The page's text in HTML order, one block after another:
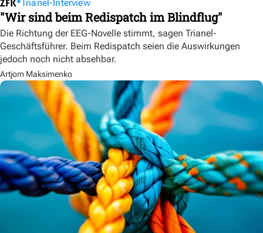
Trianel-Interview
"Wir sind beim Redispatch im Blindflug"
Die Richtung der EEG-Novelle stimmt, sagen Trianel-
Geschäftsführer. Beim Redispatch seien die Auswirkungen
jedoch noch nicht absehbar.
Artjom Maksimenko